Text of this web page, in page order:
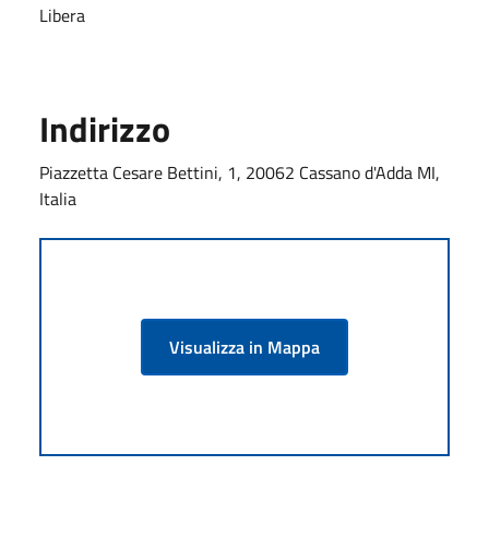
Libera
Indirizzo
Piazzetta Cesare Bettini, 1, 20062 Cassano d'Adda MI,
Italia
Visualizza in Mappa